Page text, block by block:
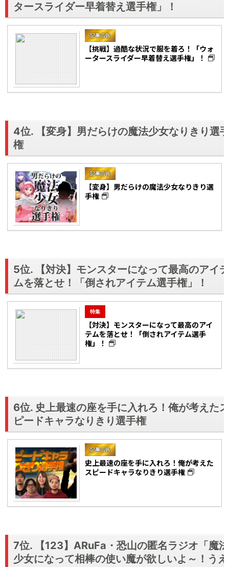
タースライダー早着替え選手権」！
記事広告
【挑戦】過酷な状況で服を着ろ！「ウォ
ータースライダー早着替え選手権」！
4位. 【変身】男だらけの魔法少女なりきり選
権
記事広告
【変身】男だらけの魔法少女なりきり選
手権
5位. 【対決】モンスターになって最高のアイテ
ムを落とせ！「倒されアイテム選手権」！
特集
【対決】モンスターになって最高のアイ
テムを落とせ！「倒されアイテム選手
権」！
6位. 史上最速の座を手に入れろ！俺が考えたス
ピードキャラなりきり選手権
記事広告
史上最速の座を手に入れろ！俺が考えた
スピードキャラなりきり選手権
7位. 【123】ARuFa・恐山の匿名ラジオ「魔法
少女になって相棒の使い魔が欲しいよ～！うえ